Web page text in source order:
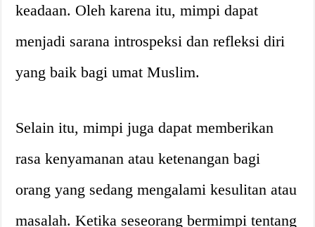
keadaan. Oleh karena itu, mimpi dapat
menjadi sarana introspeksi dan refleksi diri
yang baik bagi umat Muslim.
Selain itu, mimpi juga dapat memberikan
rasa kenyamanan atau ketenangan bagi
orang yang sedang mengalami kesulitan atau
masalah. Ketika seseorang bermimpi tentang